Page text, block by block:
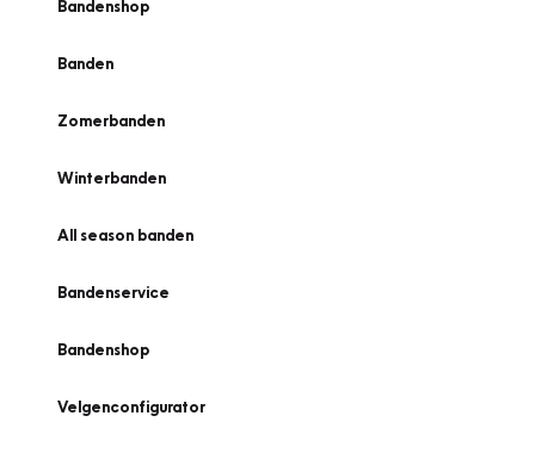
Bandenshop
Banden
Zomerbanden
Winterbanden
All season banden
Bandenservice
Bandenshop
Velgenconfigurator